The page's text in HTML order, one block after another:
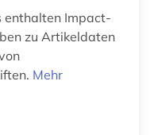
enthalten Impact-
zu Artikeldaten
Mehr